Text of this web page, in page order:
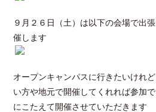
９月２６日（土）は以下の会場で出
催します
オープンキャンパスに行きたいけれ
い方や地元で開催してくれれば参加
にこたえて開催させていただきます